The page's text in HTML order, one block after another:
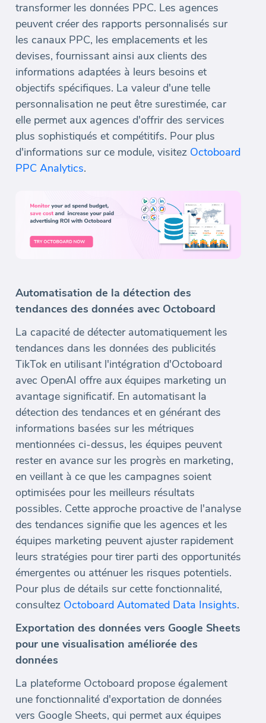
transformer les données PPC. Les agences
peuvent créer des rapports personnalisés sur
les canaux PPC, les emplacements et les
devises, fournissant ainsi aux clients des
informations adaptées à leurs besoins et
objectifs spécifiques. La valeur d'une telle
personnalisation ne peut être surestimée, car
elle permet aux agences d'offrir des services
plus sophistiqués et compétitifs. Pour plus
d'informations sur ce module, visitez Octoboard
PPC Analytics.
Automatisation de la détection des
tendances des données avec Octoboard
La capacité de détecter automatiquement les
tendances dans les données des publicités
TikTok en utilisant l'intégration d'Octoboard
avec OpenAI offre aux équipes marketing un
avantage significatif. En automatisant la
détection des tendances et en générant des
informations basées sur les métriques
mentionnées ci-dessus, les équipes peuvent
rester en avance sur les progrès en marketing,
en veillant à ce que les campagnes soient
optimisées pour les meilleurs résultats
possibles. Cette approche proactive de l'analyse
des tendances signifie que les agences et les
équipes marketing peuvent ajuster rapidement
leurs stratégies pour tirer parti des opportunités
émergentes ou atténuer les risques potentiels.
Pour plus de détails sur cette fonctionnalité,
consultez Octoboard Automated Data Insights.
Exportation des données vers Google Sheets
pour une visualisation améliorée des
données
La plateforme Octoboard propose également
une fonctionnalité d'exportation de données
vers Google Sheets, qui permet aux équipes